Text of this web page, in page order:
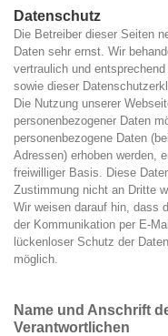
Datenschutz
Die Betreiber dieser Seiten
Daten sehr ernst. Wir
vertraulich und
sowie dieser
Die Nutzung unserer
personenbezogener Daten
personenbezogene Daten
Adressen) erhoben werden,
freiwilliger Basis. Diese
Zustimmung nicht an Dritte
Wir weisen darauf hin, dass
der Kommunikation per E-
lückenloser Schutz der
möglich.
Name und Anschrift
Verantwortlichen